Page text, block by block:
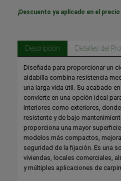
¡Descuento ya aplicado en el
Descripción Detalles del
Diseñada para proporcionar un
aldabilla combina resistencia
una larga vida útil. Su acabado
convierte en una opción ideal
interiores como exteriores,
resistente y de bajo
proporciona una mayor
modelos más compactos,
seguridad de la fijación. Es una
viviendas, locales comerciales,
y múltiples aplicaciones de